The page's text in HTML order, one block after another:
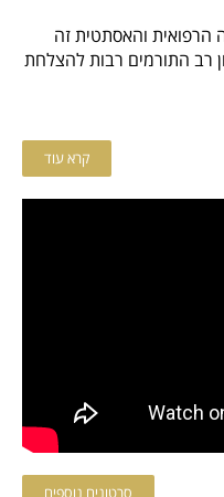
הרפואית והאסתטית זה
רב התורמים רבות להצלחת
קרא עוד
סרטונים נוספים